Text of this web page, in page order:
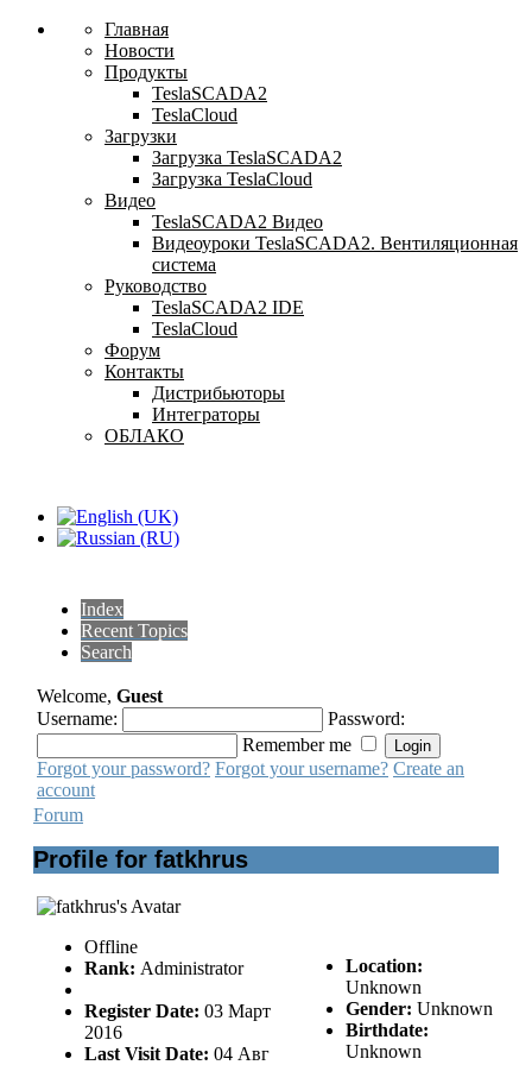
Главная
Новости
Продукты
TeslaSCADA2
TeslaCloud
Загрузки
Загрузка TeslaSCADA2
Загрузка TeslaCloud
Видео
TeslaSCADA2 Видео
Видеоуроки TeslaSCADA2. Вентиляционная
система
Руководство
TeslaSCADA2 IDE
TeslaCloud
Форум
Контакты
Дистрибьюторы
Интеграторы
ОБЛАКО
Index
Recent Topics
Search
Welcome, Guest
Username:
Password:
Remember me
Forgot your password? Forgot your username? Create an
account
Forum
Profile for fatkhrus
Offline
Rank: Administrator
Register Date: 03 Март
2016
Last Visit Date: 04 Авг
Location:
Unknown
Gender: Unknown
Birthdate:
Unknown